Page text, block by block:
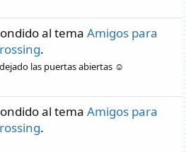
al tema Amigos para
.
las puertas abiertas ☺️
al tema Amigos para
.